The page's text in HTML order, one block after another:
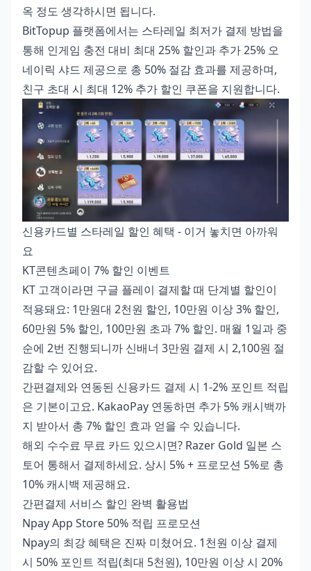
옥 정도 생각하시면 됩니다.
BitTopup 플랫폼에서는 스타레일 최저가 결제 방법을
통해 인게임 충전 대비 최대 25% 할인과 추가 25% 오
네이릭 샤드 제공으로 총 50% 절감 효과를 제공하며,
친구 초대 시 최대 12% 추가 할인 쿠폰을 지원합니다.
신용카드별 스타레일 할인 혜택 - 이거 놓치면 아까워
요
KT콘텐츠페이 7% 할인 이벤트
KT 고객이라면 구글 플레이 결제할 때 단계별 할인이
적용돼요: 1만원대 2천원 할인, 10만원 이상 3% 할인,
60만원 5% 할인, 100만원 초과 7% 할인. 매월 1일과 중
순에 2번 진행되니까 신배너 3만원 결제 시 2,100원 절
감할 수 있어요.
간편결제와 연동된 신용카드 결제 시 1-2% 포인트 적립
은 기본이고요. KakaoPay 연동하면 추가 5% 캐시백까
지 받아서 총 7% 할인 효과 얻을 수 있습니다.
해외 수수료 무료 카드 있으시면? Razer Gold 일본 스
토어 통해서 결제하세요. 상시 5% + 프로모션 5%로 총
10% 캐시백 제공해요.
간편결제 서비스 할인 완벽 활용법
Npay App Store 50% 적립 프로모션
Npay의 최강 혜택은 진짜 미쳤어요. 1천원 이상 결제
시 50% 포인트 적립(최대 5천원), 10만원 이상 시 20%